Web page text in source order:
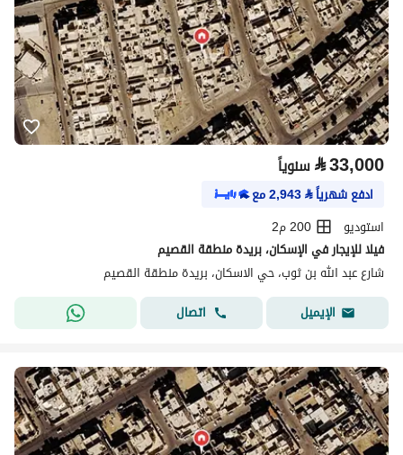
⃁33,000 سنوياً
ادفع شهرياً⃁
2,943مع
استوديو
200 م2
فيلا للإيجار في الإسكان، بريدة منطقة القصيم
شارع عبد الله بن ثوب، حي الاسكان، بريدة منطقة القصيم
الإيميل
اتصال